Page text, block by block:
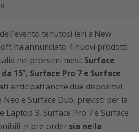
tenutosi ieri a New
ha annunciato 4 nuovi prodotti
nei prossimi mesi: Surface
da 15’’, Surface Pro 7 e Surface
anticipati anche due dispositivi
Neo e Surface Duo, previsti per la
Laptop 3, Surface Pro 7 e Surface
in pre-order sia nella